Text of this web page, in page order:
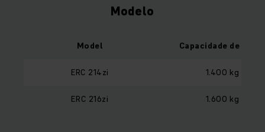
Modelo
Model Capacidade de
ERC 214zi 1.400 kg
ERC 216zi 1.600 kg